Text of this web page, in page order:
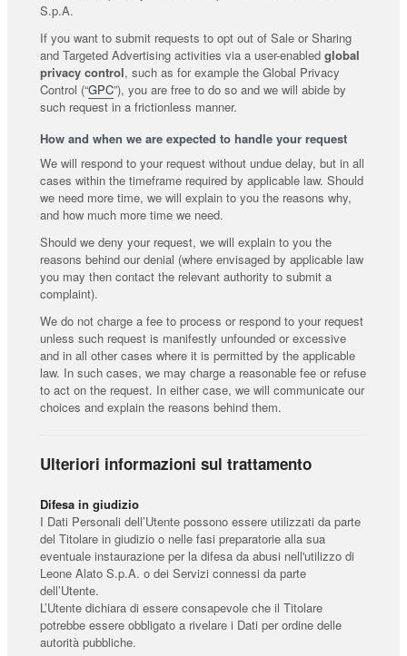
S.p.A.
If you want to submit requests to opt out of Sale or Sharing
and Targeted Advertising activities via a user-enabled global
privacy control, such as for example the Global Privacy
Control (“GPC”), you are free to do so and we will abide by
such request in a frictionless manner.
How and when we are expected to handle your request
We will respond to your request without undue delay, but in all
cases within the timeframe required by applicable law. Should
we need more time, we will explain to you the reasons why,
and how much more time we need.
Should we deny your request, we will explain to you the
reasons behind our denial (where envisaged by applicable law
you may then contact the relevant authority to submit a
complaint).
We do not charge a fee to process or respond to your request
unless such request is manifestly unfounded or excessive
and in all other cases where it is permitted by the applicable
law. In such cases, we may charge a reasonable fee or refuse
to act on the request. In either case, we will communicate our
choices and explain the reasons behind them.
Ulteriori informazioni sul trattamento
Difesa in giudizio
I Dati Personali dell’Utente possono essere utilizzati da parte
del Titolare in giudizio o nelle fasi preparatorie alla sua
eventuale instaurazione per la difesa da abusi nell'utilizzo di
Leone Alato S.p.A. o dei Servizi connessi da parte
dell’Utente.
L’Utente dichiara di essere consapevole che il Titolare
potrebbe essere obbligato a rivelare i Dati per ordine delle
autorità pubbliche.